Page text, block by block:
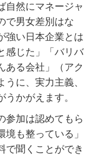
自然にマネージャ
で男女差別はな
強い日本企業とは
感じた」「バリバ
ある会社」（アク
に、実力主義、
かがえます。
参加は認めてもら
も整っている」
で聞くことができ